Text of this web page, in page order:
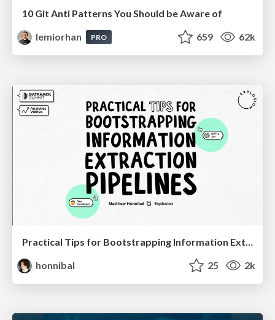
10 Git Anti Patterns You Should be Aware of
lemiorhan
PRO 659 62k
Practical Tips for Bootstrapping Information Extraction Pipelines
honnibal
25 2k